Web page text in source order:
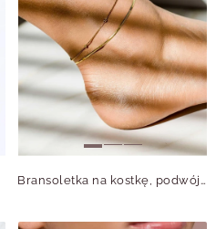
Bransoletka na kostkę, podwójna, kuleczki, złoty S107921Z00